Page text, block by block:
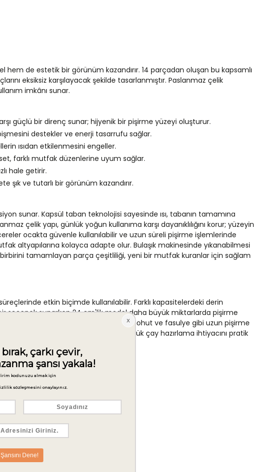
de estetik bir görünüm kazandırır. 14 parçadan oluşan bu kapsamlı
eksiksiz karşılayacak şekilde tasarlanmıştır. Paslanmaz çelik
imkânı sunar.
güçlü bir direnç sunar; hijyenik bir pişirme yüzeyi oluşturur.
destekler ve enerji tasarrufu sağlar.
ısıdan etkilenmesini engeller.
farklı mutfak düzenlerine uyum sağlar.
hale getirir.
şık ve tutarlı bir görünüm kazandırır.
sunar. Kapsül taban teknolojisi sayesinde ısı, tabanın tamamına
çelik yapı, günlük yoğun kullanıma karşı dayanıklılığını korur; yüzeyin
ocakta güvenle kullanılabilir ve uzun süreli pişirme işlemlerinde
altyapılarına kolayca adapte olur. Bulaşık makinesinde yıkanabilmesi
birbirini tamamlayan parça çeşitliliği, yeni bir mutfak kuranlar için sağlam
etkin biçimde kullanılabilir. Farklı kapasitelerdeki derin
seçenek sunarken 24 cm'lik model daha büyük miktarlarda pişirme
7 litrelik düdüklü tencere, et, nohut ve fasulye gibi uzun pişirme
sağlanır. Çaydanlık takımı ise günlük çay hazırlama ihtiyacını pratik